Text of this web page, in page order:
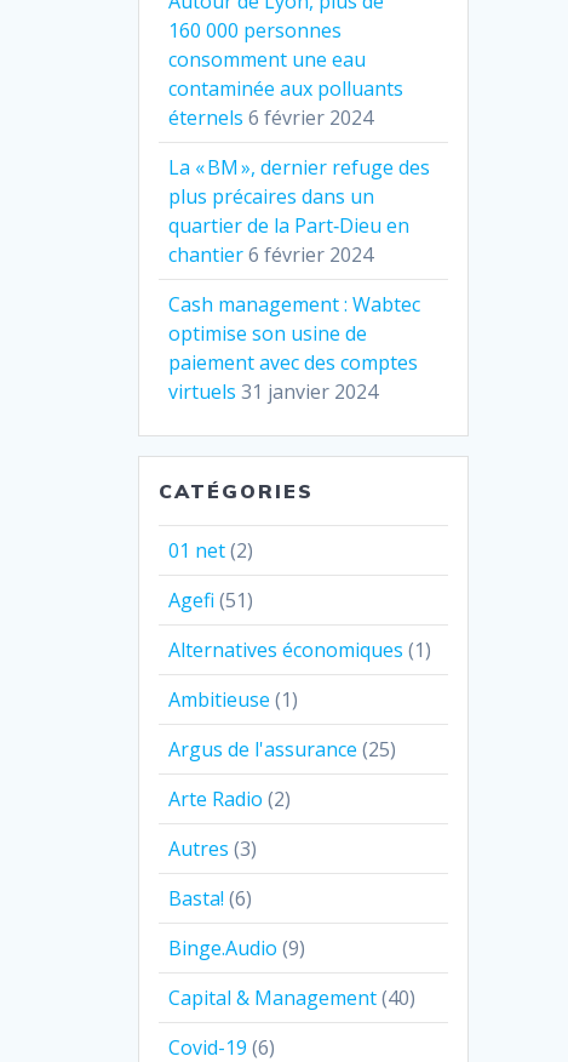
160 000 personnes
consomment une eau
contaminée aux polluants
éternels 6 février 2024
La « BM », dernier refuge des
plus précaires dans un
quartier de la Part‐Dieu en
chantier6 février 2024
Cash management : Wabtec
optimise son usine de
paiement avec des comptes
virtuels 31 janvier 2024
CATÉGORIES
01 net(2)
Agefi (51)
Alternatives économiques (1)
Ambitieuse (1)
Argus de l'assurance (25)
Arte Radio (2)
Autres (3)
Basta! (6)
Binge.Audio (9)
Capital & Management(40)
Covid-19 (6)